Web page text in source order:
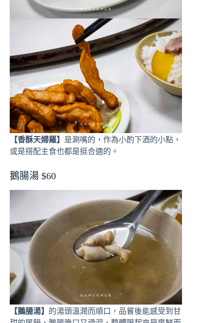
【香酥天婦羅】 是涮嘴的，作為小酌下酒的小點，
或是搭配主食也都是挺合適的。
鵝腸湯 $60
【鵝腸湯】 的湯頭溫潤而順口，品嘗後能感受到甘